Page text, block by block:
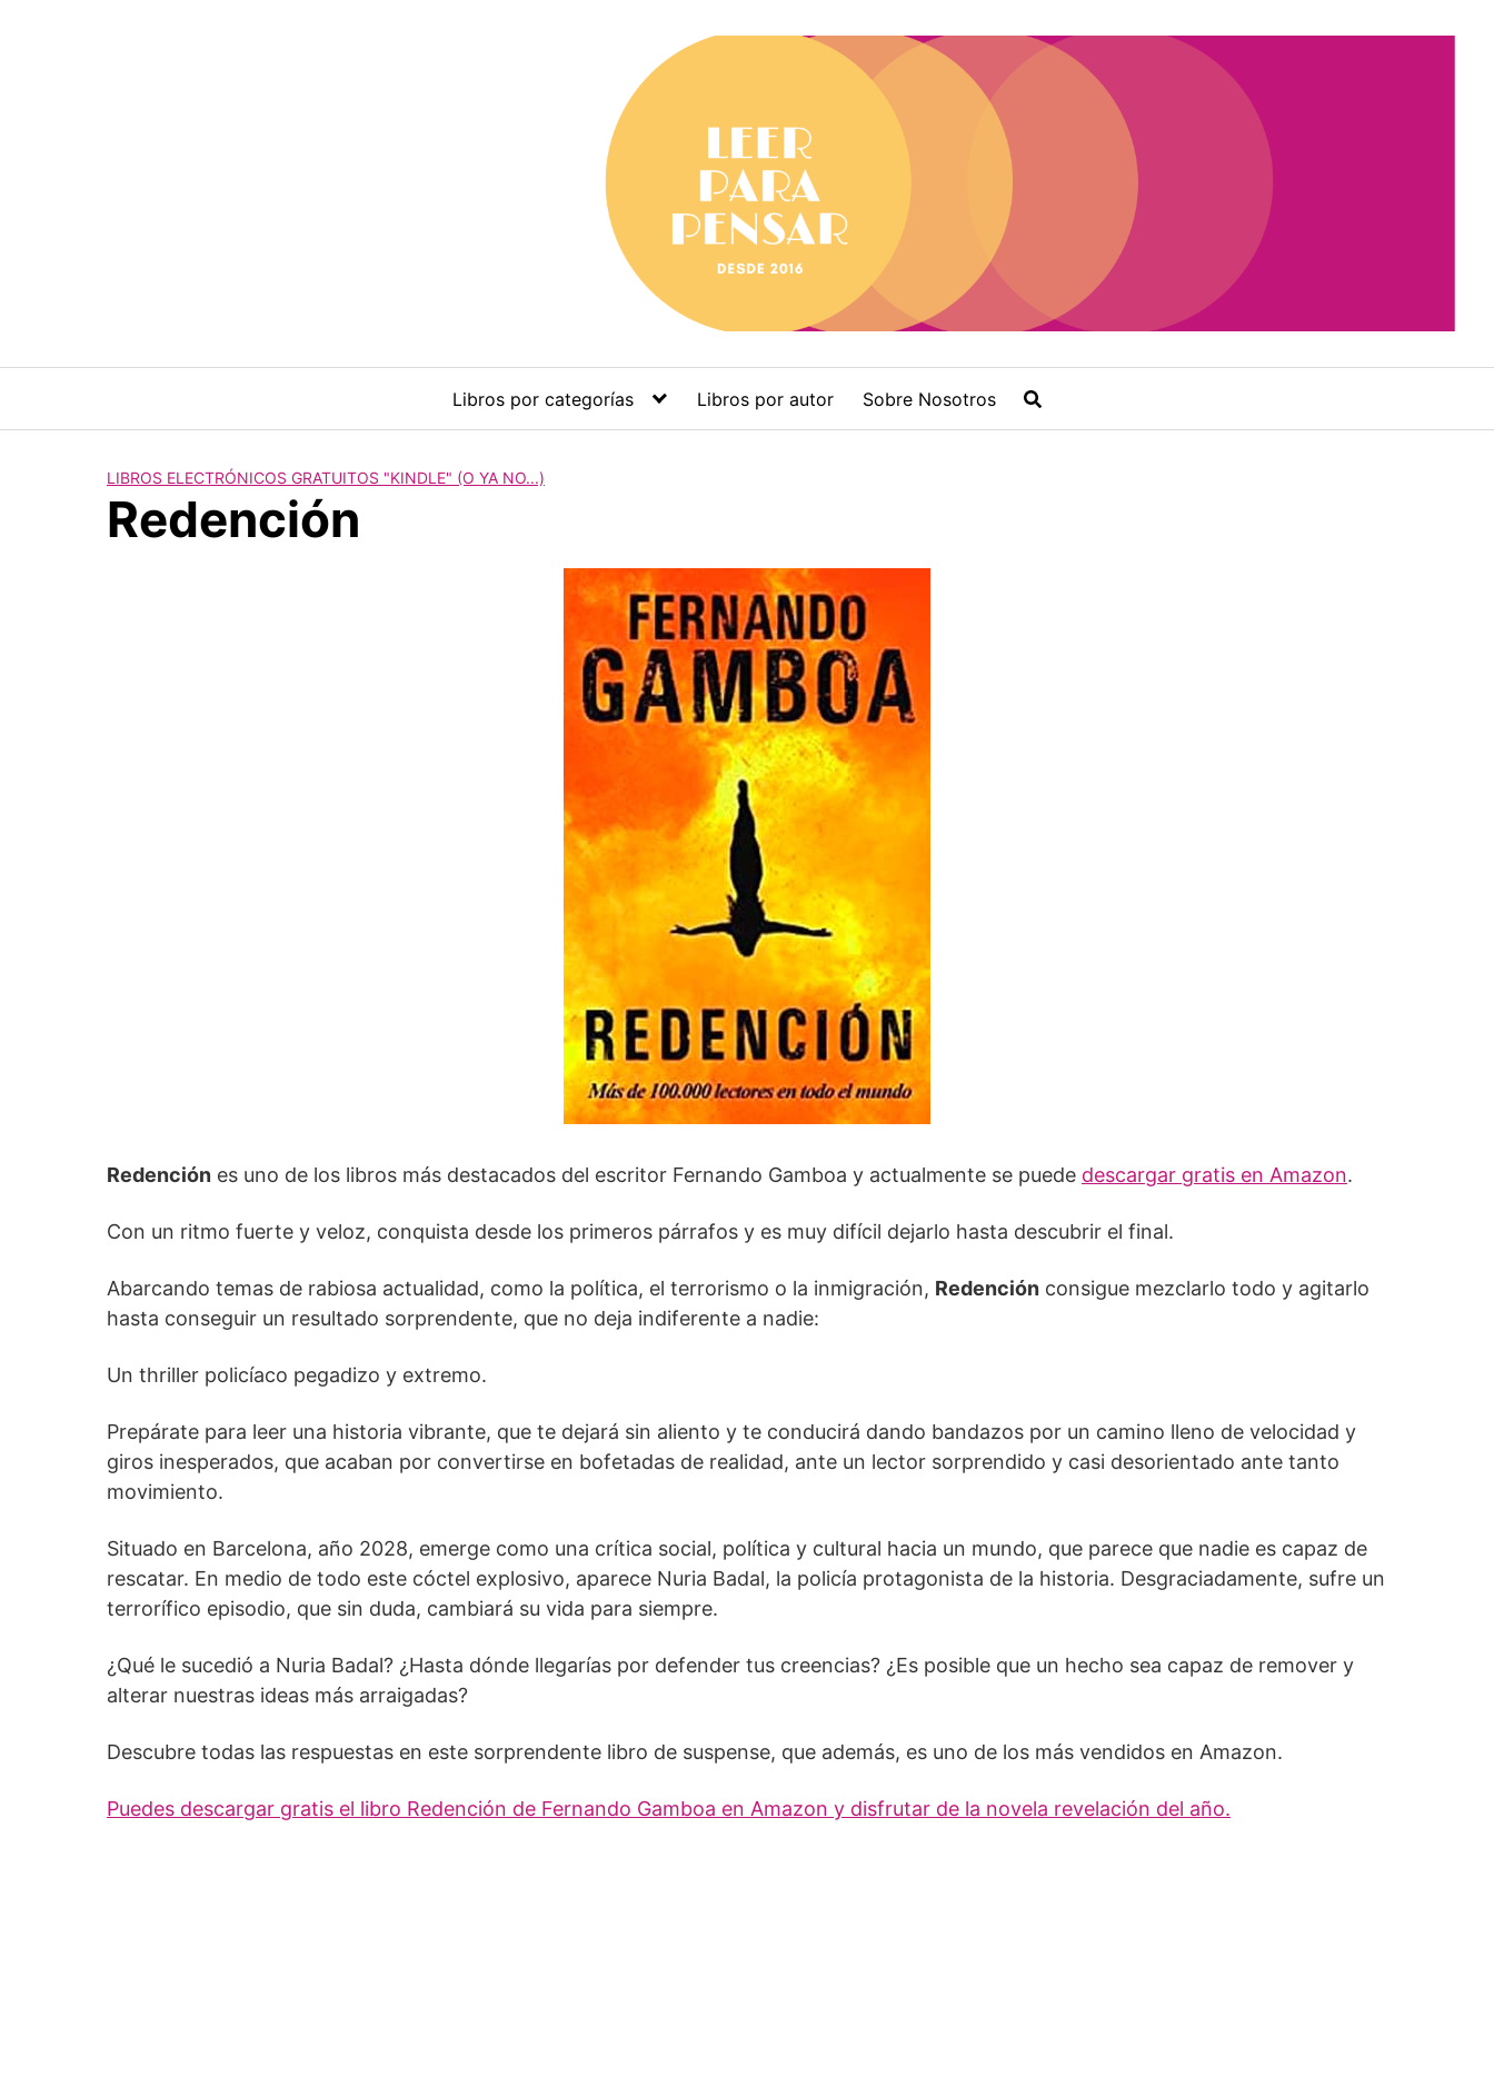
Libros por categorías Libros por autor Sobre Nosotros
LIBROS ELECTRÓNICOS GRATUITOS "KINDLE" (O YA NO...)
Redención
Redención es uno de los libros más destacados del escritor Fernando Gamboa y actualmente se puede descargar gratis en Amazon.
Con un ritmo fuerte y veloz, conquista desde los primeros párrafos y es muy difícil dejarlo hasta descubrir el final.
Abarcando temas de rabiosa actualidad, como la política, el terrorismo o la inmigración, Redención consigue mezclarlo todo y agitarlo
hasta conseguir un resultado sorprendente, que no deja indiferente a nadie:
Un thriller policíaco pegadizo y extremo.
Prepárate para leer una historia vibrante, que te dejará sin aliento y te conducirá dando bandazos por un camino lleno de velocidad y
giros inesperados, que acaban por convertirse en bofetadas de realidad, ante un lector sorprendido y casi desorientado ante tanto
movimiento.
Situado en Barcelona, año 2028, emerge como una crítica social, política y cultural hacia un mundo, que parece que nadie es capaz de
rescatar. En medio de todo este cóctel explosivo, aparece Nuria Badal, la policía protagonista de la historia. Desgraciadamente, sufre un
terrorífico episodio, que sin duda, cambiará su vida para siempre.
¿Qué le sucedió a Nuria Badal? ¿Hasta dónde llegarías por defender tus creencias? ¿Es posible que un hecho sea capaz de remover y
alterar nuestras ideas más arraigadas?
Descubre todas las respuestas en este sorprendente libro de suspense, que además, es uno de los más vendidos en Amazon.
Puedes descargar gratis el libro Redención de Fernando Gamboa en Amazon y disfrutar de la novela revelación del año.